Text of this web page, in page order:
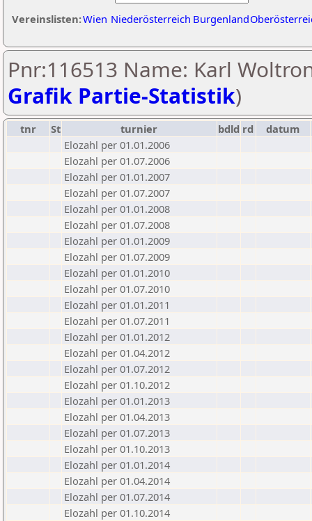
Vereinslisten:Wien Niederösterreich Burgenland
Pnr:116513 Name: Karl
Grafik Partie-Statistik)
tnr St turnier bdld rd
datum
Elozahl per 01.01.2006
Elozahl per 01.07.2006
Elozahl per 01.01.2007
Elozahl per 01.07.2007
Elozahl per 01.01.2008
Elozahl per 01.07.2008
Elozahl per 01.01.2009
Elozahl per 01.07.2009
Elozahl per 01.01.2010
Elozahl per 01.07.2010
Elozahl per 01.01.2011
Elozahl per 01.07.2011
Elozahl per 01.01.2012
Elozahl per 01.04.2012
Elozahl per 01.07.2012
Elozahl per 01.10.2012
Elozahl per 01.01.2013
Elozahl per 01.04.2013
Elozahl per 01.07.2013
Elozahl per 01.10.2013
Elozahl per 01.01.2014
Elozahl per 01.04.2014
Elozahl per 01.07.2014
Elozahl per 01.10.2014